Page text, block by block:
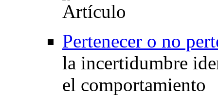
Pertenecer o no
la incertidumbre
el comportamiento